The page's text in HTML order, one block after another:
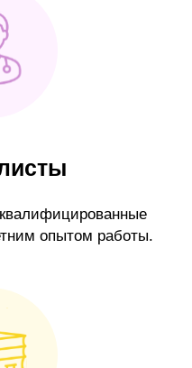
опытом работы.